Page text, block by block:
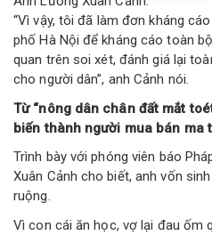
“Vì vậy, tôi đã làm đơn kháng
phố Hà Nội để kháng cáo toàn
quan trên soi xét, đánh giá lại
cho người dân”, anh Cảnh nói.
Từ “nông dân chân đất mắt
biến thành người mua bán ma
Trình bày với phóng viên báo
Xuân Cảnh cho biết, anh vốn
ruộng.
Vì con cái ăn học, vợ lại đau ốm